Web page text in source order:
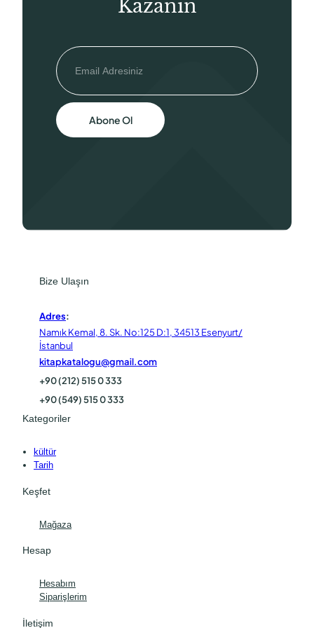
Kazanın
Abone Ol
Bize Ulaşın
Adres:
Namık Kemal, 8. Sk. No:125 D:1, 34513 Esenyurt/
İstanbul
kitapkatalogu@gmail.com
+90 (212) 515 0 333
+90 (549) 515 0 333
Kategoriler
kültür
Tarih
Keşfet
Mağaza
Hesap
Hesabım
Siparişlerim
İletişim